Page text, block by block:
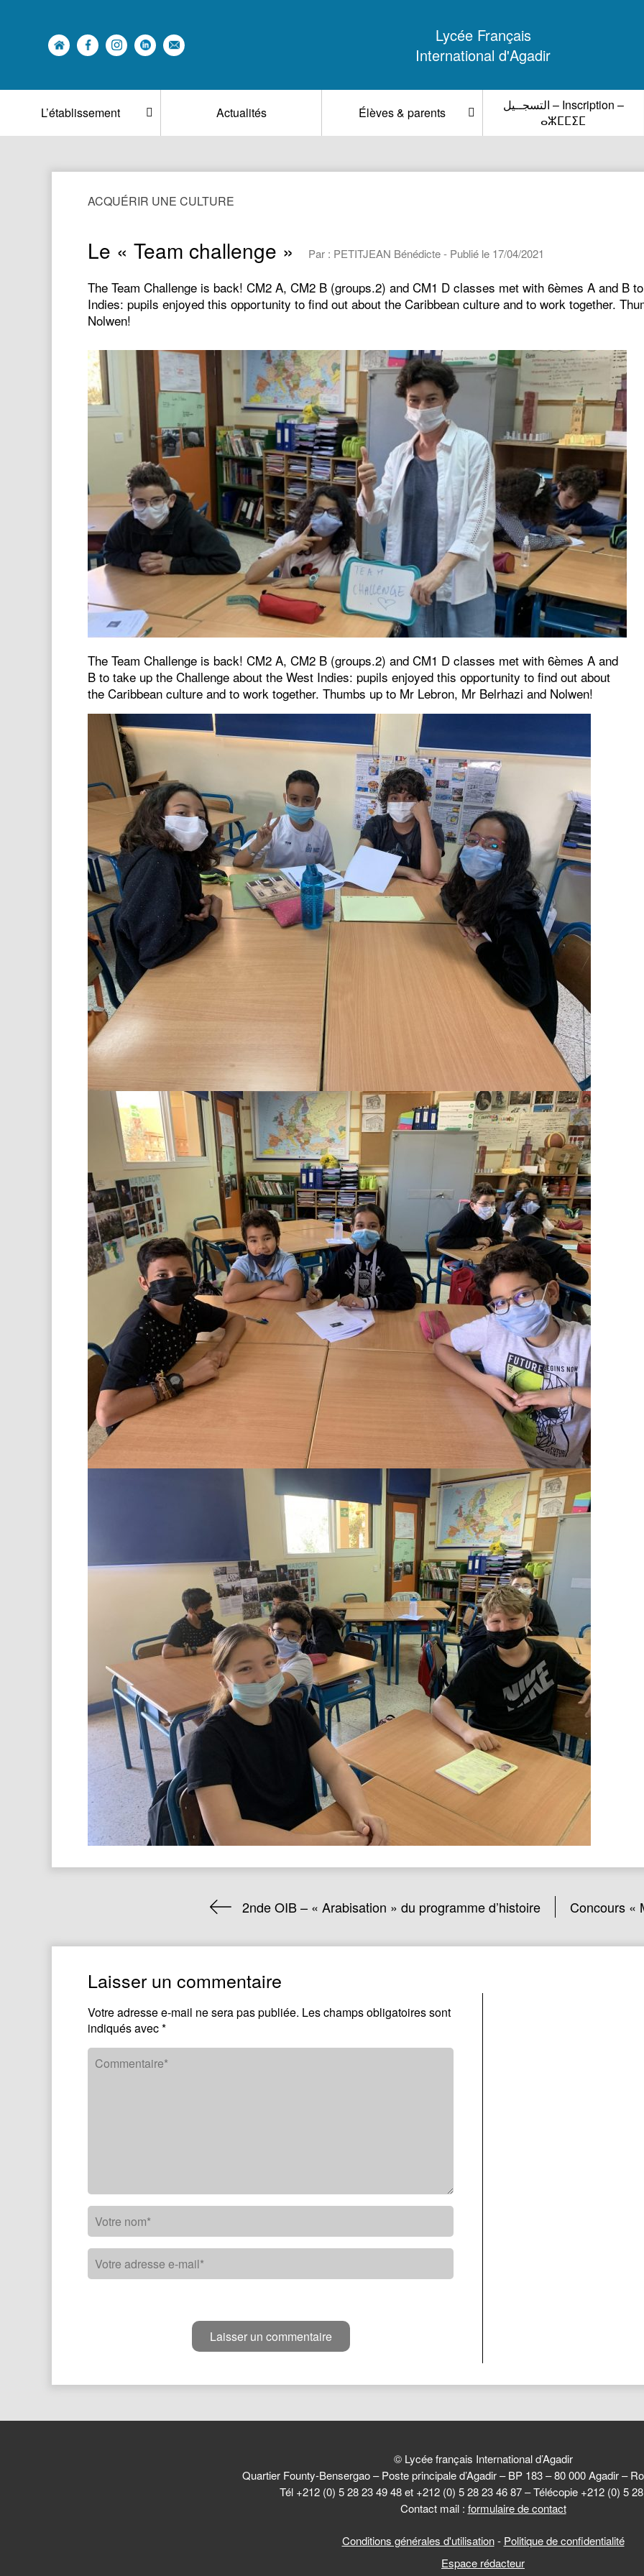
Lycée Français
International d'Agadir
L’établissement Actualités Élèves & parents
التسجــيل – Inscription –
ⴰⵣⵎⵎⵉⵎ
ACQUÉRIR UNE CULTURE
Le « Team challenge » Par : PETITJEAN Bénédicte - Publié le 17/04/2021
The Team Challenge is back! CM2 A, CM2 B (groups.2) and CM1 D classes met with 6èmes A and B
Indies: pupils enjoyed this opportunity to find out about the Caribbean culture and to work together.
Nolwen!
The Team Challenge is back! CM2 A, CM2 B (groups.2) and CM1 D classes met with 6èmes A and
B to take up the Challenge about the West Indies: pupils enjoyed this opportunity to find out about
the Caribbean culture and to work together. Thumbs up to Mr Lebron, Mr Belrhazi and Nolwen!
2nde OIB – « Arabisation » du programme d’histoire Concours «
Laisser un commentaire
Votre adresse e-mail ne sera pas publiée. Les champs obligatoires sont
indiqués avec*
© Lycée français International d’Agadir
Quartier Founty-Bensergao – Poste principale d’Agadir – BP 183 – 80 000 Agadir –
Tél +212 (0) 5 28 23 49 48 et +212 (0) 5 28 23 46 87 – Télécopie +212 (0) 5
Contact mail : formulaire de contact
Conditions générales d'utilisation- Politique de confidentialité
Espace rédacteur